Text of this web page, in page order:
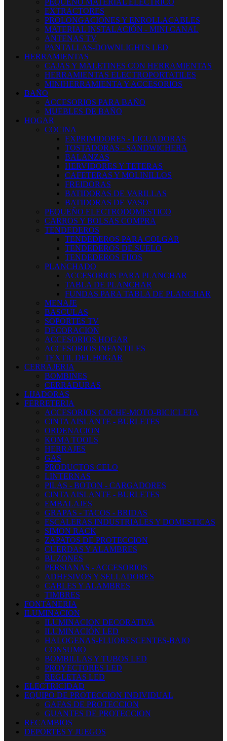
PEQUEÑO MATERIAL ELECTRICO
EXTRACTORES
PROLONGACIONES Y ENROLLACABLES
MATERIAL INSTALACIÓN - MINI CANAL
ANTENAS TV
PANTALLAS-DOWNLIGHTS LED
HERRAMIENTAS
CAJAS Y MALETINES CON HERRAMIENTAS
HERRAMIENTAS ELECTROPORTATILES
MINIHERRAMIENTA Y ACCESORIOS
BAÑO
ACCESORIOS PARA BAÑO
MUEBLES DE BAÑO
HOGAR
COCINA
EXPRIMIDORES - LICUADORAS
TOSTADORAS - SANDWICHERA
BALANZAS
HERVIDORES Y TETERAS
CAFETERAS Y MOLINILLOS
FREIDORAS
BATIDORAS DE VARILLAS
BATIDORAS DE VASO
PEQUEÑO ELECTRODOMESTICO
CARROS Y BOLSAS COMPRA
TENDEDEROS
TENDEDEROS PARA COLGAR
TENDEDEROS DE SUELO
TENDEDEROS FIJOS
PLANCHADO
ACCESORIOS PARA PLANCHAR
TABLA DE PLANCHAR
FUNDAS PARA TABLA DE PLANCHAR
MENAJE
BASCULAS
SOPORTES TV
DECORACION
ACCESORIOS HOGAR
ACCESORIOS INFANTILES
TEXTIL DEL HOGAR
CERRAJERIA
BOMBINES
CERRADURAS
LIJADORAS
FERRETERIA
ACCESORIOS COCHE-MOTO-BICICLETA
CINTA AISLANTE - BURLETES
ORDENACION
KOMA TOOLS
HERRAJES
GAS
PRODUCTOS CELO
LINTERNAS
PILAS - BOTON - CARGADORES
CINTA AISLANTE - BURLETES
EMBALAJES
GRAPAS - TACOS - BRIDAS
ESCALERAS INDUSTRIALES Y DOMESTICAS
SIMON RACK
ZAPATOS DE PROTECCION
CUERDAS Y ALAMBRES
BUZONES
PERSIANAS - ACCESORIOS
ADHESIVOS Y SELLADORES
CABLES Y ALAMBRES
TIMBRES
FONTANERIA
ILUMINACION
ILUMINACION DECORATIVA
ILUMINACIÓN LED
HALOGENAS-FLUORESCENTES-BAJO
CONSUMO
BOMBILLAS Y TUBOS LED
PROYECTORES LED
REGLETAS LED
ELECTRICIDAD
EQUIPO DE PROTECCION INDIVIDUAL
GAFAS DE PROTECCION
GUANTES DE PROTECCION
RECAMBIOS
DEPORTES Y JUEGOS